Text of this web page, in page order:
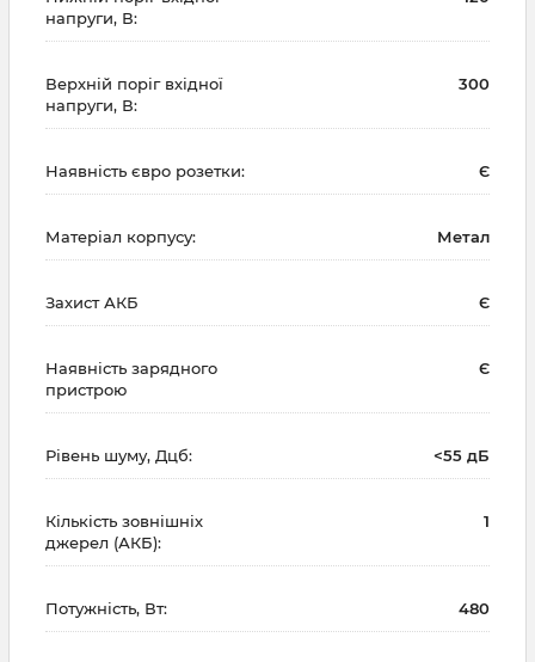
напруги, В:
Верхній поріг вхідної
напруги, В:
300
Наявність євро розетки: Є
Матеріал корпусу: Метал
Захист АКБ Є
Наявність зарядного
пристрою
Є
Рівень шуму, Дцб: <55 дБ
Кількість зовнішніх
джерел (АКБ):
1
Потужність, Вт: 480